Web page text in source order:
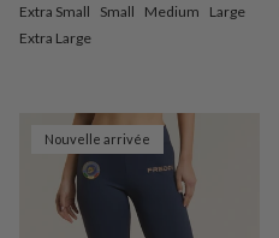
Extra Small Small Medium
Large
Extra Large
Nouvelle arrivée